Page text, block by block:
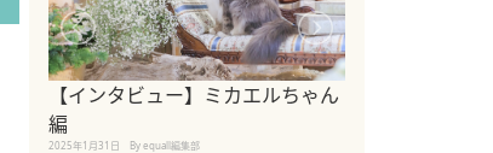
【インタビュー】ミカエルちゃん
編
2025年1月31日 By equall編集部